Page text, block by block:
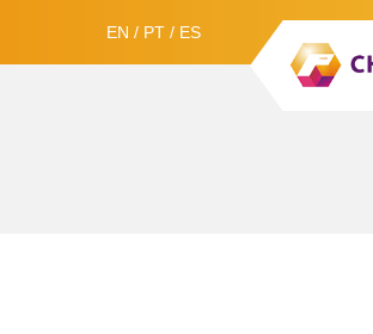
EN / PT / ES